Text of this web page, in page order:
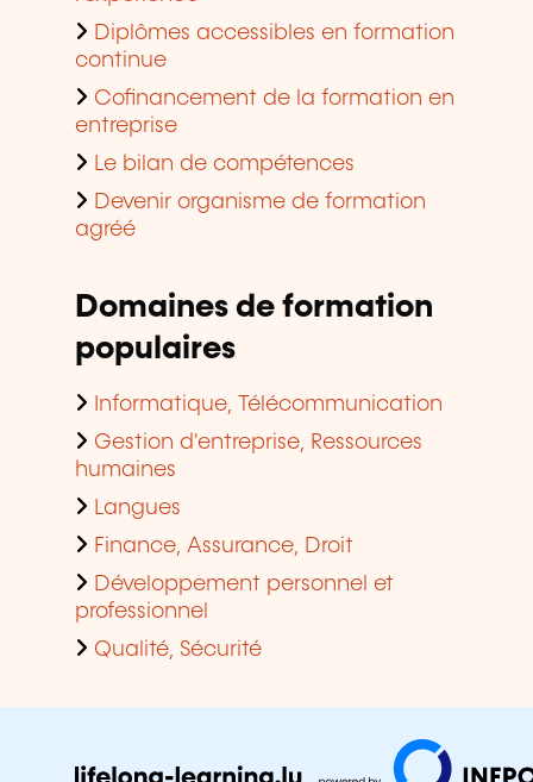
Diplômes accessibles en formation
continue
Cofinancement de la formation en
entreprise
Le bilan de compétences
Devenir organisme de formation
agréé
Domaines de formation
populaires
Informatique, Télécommunication
Gestion d'entreprise, Ressources
humaines
Langues
Finance, Assurance, Droit
Développement personnel et
professionnel
Qualité, Sécurité